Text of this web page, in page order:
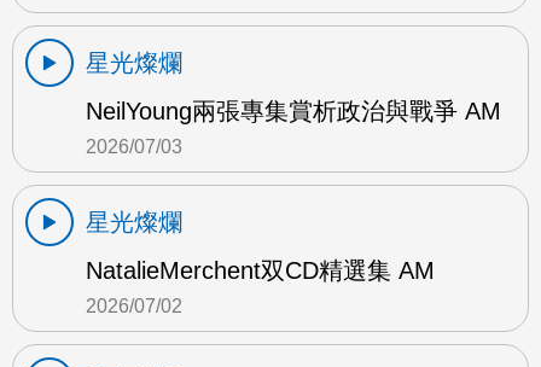
星光燦爛
NeilYoung兩張專集賞析政治與戰爭 AM
2026/07/03
星光燦爛
NatalieMerchent双CD精選集 AM
2026/07/02